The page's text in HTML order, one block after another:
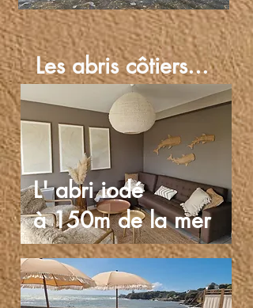
Les abris côtiers...
L' abri iodé
à 150m de la mer